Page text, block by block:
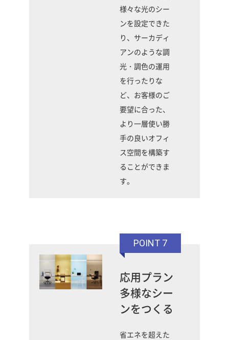
様々な光のシー
ンを設定できた
り、サーカディ
アンのような調
光・調色の運用
を行ったりな
ど、お客様のご
要望に合った、
より一層使い勝
手の良いオフィ
ス空間を構築す
ることができま
す。
POINT 7
応用プラン
多様なシー
ンをつくる
省エネを超えた